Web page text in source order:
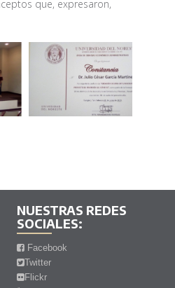
que, expresaron,
NUESTRAS REDES
SOCIALES:
Facebook
Twitter
Flickr